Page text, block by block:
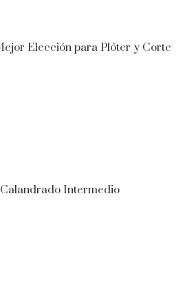
Elección para Plóter y Corte
Intermedio